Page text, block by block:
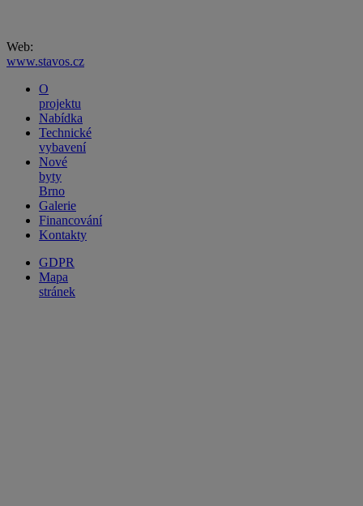
Web:
www.stavos.cz
O
projektu
Nabídka
Technické
vybavení
Nové
byty
Brno
Galerie
Financování
Kontakty
GDPR
Mapa
stránek